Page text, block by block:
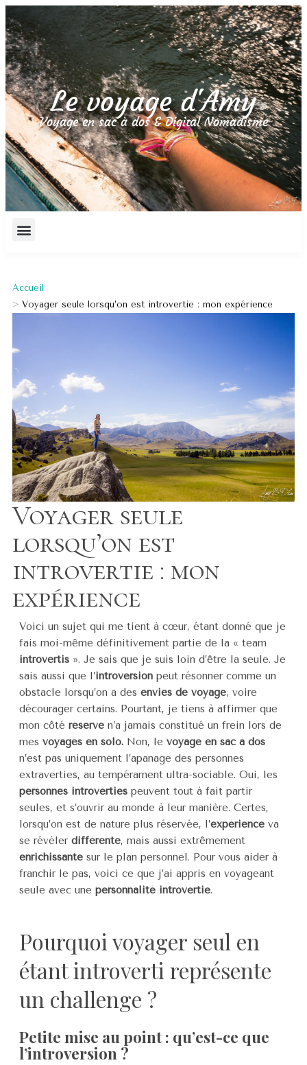
Le voyage d'Amy
Voyage en sac à dos & Digital Nomadisme
Accueil
Voyager seule lorsqu’on est introvertie : mon expérience
Voyager seule
lorsqu’on est
introvertie : mon
expérience
Voici un sujet qui me tient à cœur, étant donné que je
fais moi-même définitivement partie de la « team
introvertis ». Je sais que je suis loin d’être la seule. Je
sais aussi que l’introversion peut résonner comme un
obstacle lorsqu’on a des envies de voyage, voire
décourager certains. Pourtant, je tiens à affirmer que
mon côté réservé n’a jamais constitué un frein lors de
mes voyages en solo. Non, le voyage en sac à dos
n’est pas uniquement l’apanage des personnes
extraverties, au tempérament ultra-sociable. Oui, les
personnes introverties peuvent tout à fait partir
seules, et s’ouvrir au monde à leur manière. Certes,
lorsqu’on est de nature plus réservée, l’expérience va
se révéler différente, mais aussi extrêmement
enrichissante sur le plan personnel. Pour vous aider à
franchir le pas, voici ce que j’ai appris en voyageant
seule avec une personnalité introvertie.
Pourquoi voyager seul en
étant introverti représente
un challenge ?
Petite mise au point : qu’est-ce que
l’introversion ?